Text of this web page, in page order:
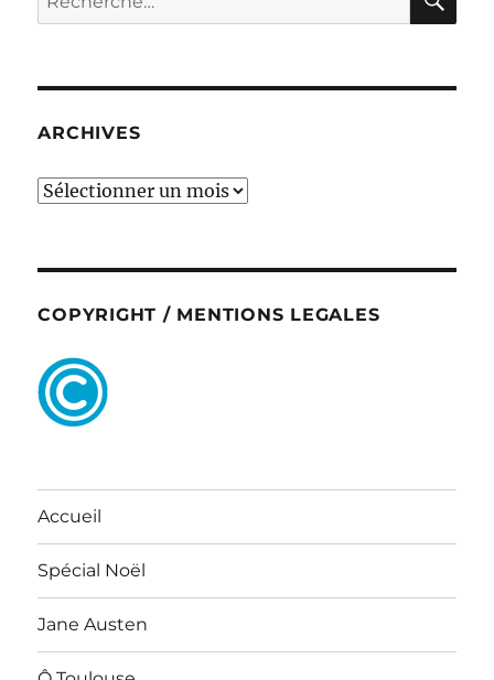
pour :
ARCHIVES
ARCHIVES
COPYRIGHT / MENTIONS LEGALES
Accueil
Spécial Noël
Jane Austen